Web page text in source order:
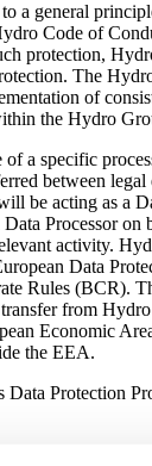
a general
Code of
protection,
The
of
the Hydro
of a specific
between
be acting as a
Processor on
activity.
Data
Rules (BCR).
from
Economic
the EEA.
Protection